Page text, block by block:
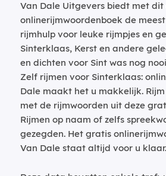
Van Dale Uitgevers biedt met
onlinerijmwoordenboek de
rijmhulp voor leuke rijmpjes en
Sinterklaas, Kerst en andere
en dichten voor Sint was nog
Zelf rijmen voor Sinterklaas:
Dale maakt het u makkelijk.
met de rijmwoorden uit deze
Rijmen op naam of zelfs
gezegden. Het gratis
Van Dale staat altijd voor u klaar.